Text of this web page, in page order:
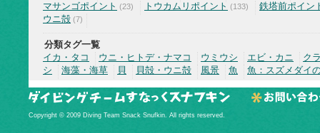
マサンゴポイント (23) トウカムリポイント (133)
鉄塔前ポイン
ウニ殻 (7)
分類タグ一覧
イカ・タコ
ウニ・ヒトデ・ナマコ ウミウシ エビ・カニ
ク
シ
海藻・海草 貝 貝殻・ウニ殻 風景 魚 魚：スズメダイ
Copyright © 2009 Diving Team Snack Snufkin. All rights reserved.